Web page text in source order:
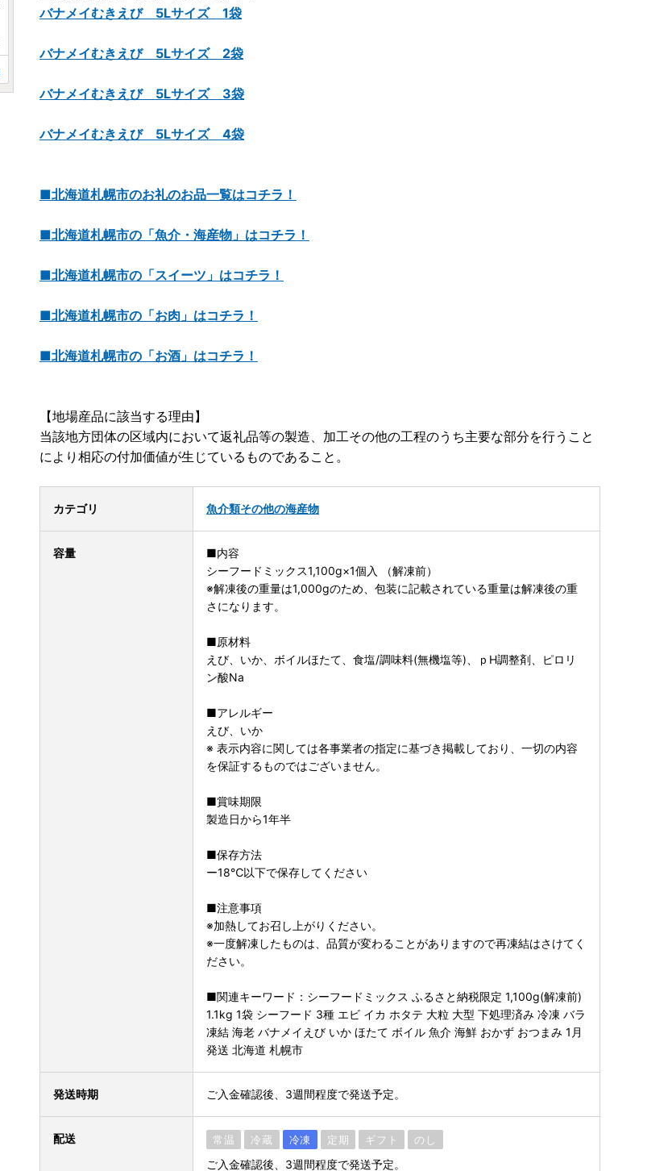
バナメイむきえび 5Lサイズ 1袋
バナメイむきえび 5Lサイズ 2袋
バナメイむきえび 5Lサイズ 3袋
バナメイむきえび 5Lサイズ 4袋
■北海道札幌市のお礼のお品一覧はコチラ！
■北海道札幌市の「魚介・海産物」はコチラ！
■北海道札幌市の「スイーツ」はコチラ！
■北海道札幌市の「お肉」はコチラ！
■北海道札幌市の「お酒」はコチラ！
【地場産品に該当する理由】
当該地方団体の区域内において返礼品等の製造、加工その他の工程のうち主要な部分を行うこと
により相応の付加価値が生じているものであること。
カテゴリ 魚介類その他の海産物
容量
■内容
シーフードミックス1,100g×1個入 （解凍前）
※解凍後の重量は1,000gのため、包装に記載されている重量は解凍後の重
さになります。
■原材料
えび、いか、ボイルほたて、食塩/調味料(無機塩等)、ｐH調整剤、ピロリ
ン酸Na
■アレルギー
えび、いか
※ 表示内容に関しては各事業者の指定に基づき掲載しており、一切の内容
を保証するものではございません。
■賞味期限
製造日から1年半
■保存方法
ー18℃以下で保存してください
■注意事項
※加熱してお召し上がりください。
※一度解凍したものは、品質が変わることがありますので再凍結はさけてく
ださい。
■関連キーワード：シーフードミックス ふるさと納税限定 1,100g(解凍前)
1.1kg 1袋 シーフード 3種 エビ イカ ホタテ 大粒 大型 下処理済み 冷凍 バラ
凍結 海老 バナメイえび いか ほたて ボイル 魚介 海鮮 おかず おつまみ 1月
発送 北海道 札幌市
発送時期 ご入金確認後、3週間程度で発送予定。
配送 常温 冷蔵 冷凍 定期 ギフト のし
ご入金確認後、3週間程度で発送予定。